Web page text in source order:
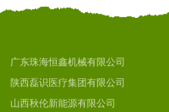
广东珠海恒鑫机械有限公司
陕西磊识医疗集团有限公司
山西秋伦新能源有限公司